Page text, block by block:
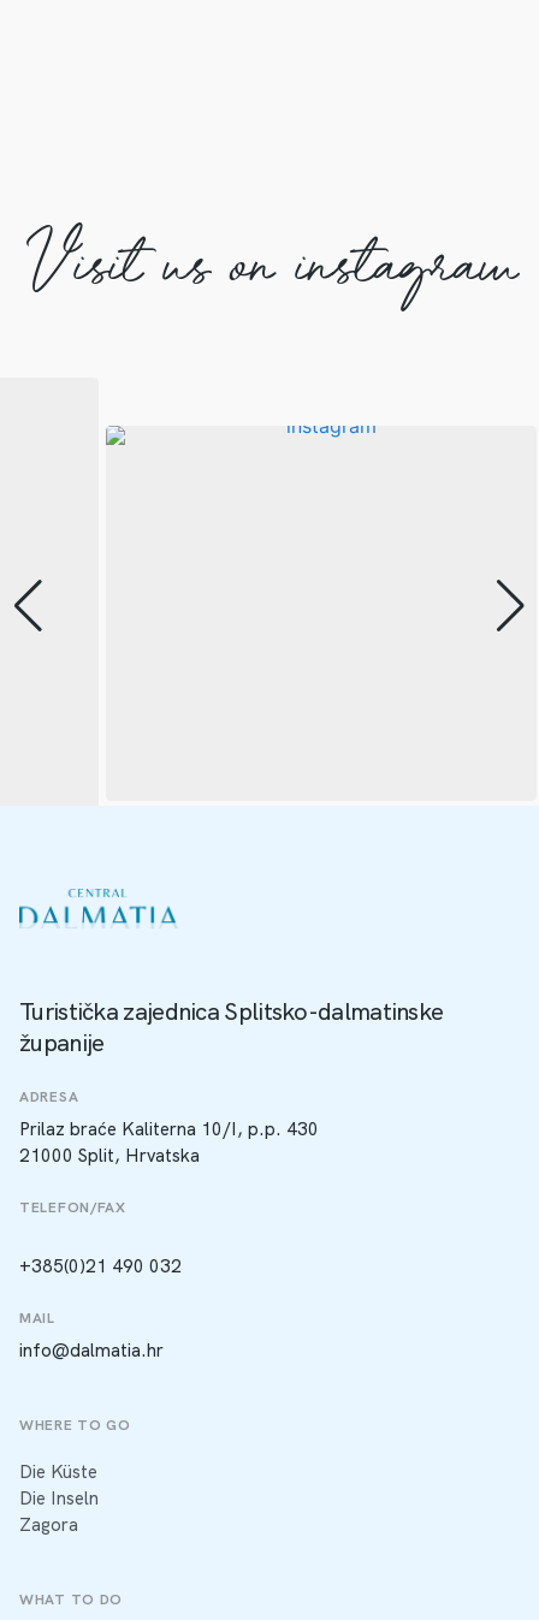
Visit us on instagram
Turistička zajednica Splitsko-dalmatinske
županije
ADRESA
Prilaz braće Kaliterna 10/I, p.p. 430
21000 Split, Hrvatska
TELEFON/FAX
+385(0)21 490 032
MAIL
info@dalmatia.hr
WHERE TO GO
Die Küste
Die Inseln
Zagora
WHAT TO DO